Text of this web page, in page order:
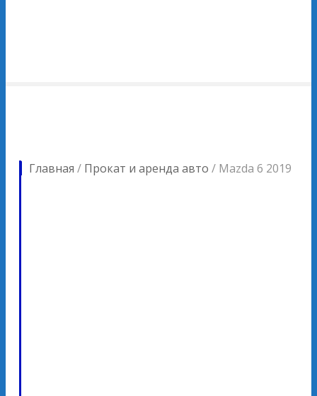
Главная / Прокат и аренда авто / Mazda 6 2019